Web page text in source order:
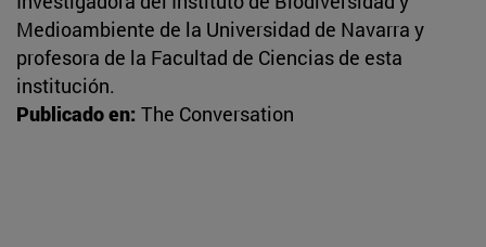
Medioambiente de la Universidad de Navarra y
profesora de la Facultad de Ciencias de esta
institución.
Publicado en: The Conversation